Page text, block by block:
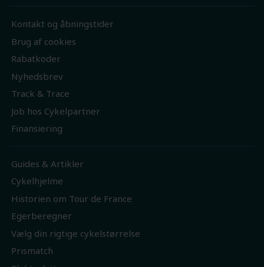
Kontakt og åbningstider
Brug af cookies
Rabatkoder
Nyhedsbrev
Track & Trace
Job hos Cykelpartner
Finansiering
Guides & Artikler
Cykelhjelme
Historien om Tour de France
Egerberegner
Vælg din rigtige cykelstørrelse
Prismatch